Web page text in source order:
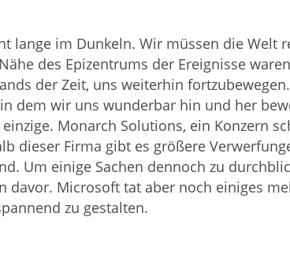
lange im Dunkeln. Wir müssen die Welt
des Epizentrums der Ereignisse
der Zeit, uns weiterhin
dem wir uns wunderbar hin und her
Monarch Solutions, ein Konzern
dieser Firma gibt es größere
Um einige Sachen dennoch zu
davor. Microsoft tat aber noch einiges
zu gestalten.